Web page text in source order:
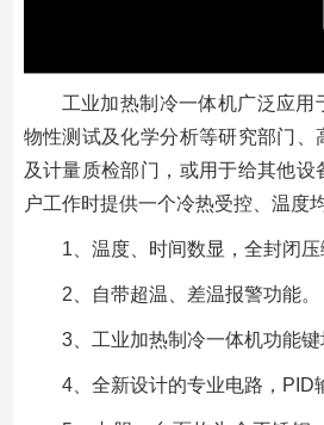
工业加热制冷一体机广泛应用
物性测试及化学分析等研究部门、
及计量质检部门，或用于给其他设
户工作时提供一个冷热受控、温度
1、温度、时间数显，全封闭压
2、自带超温、差温报警功能。
3、工业加热制冷一体机功能键
4、全新设计的专业电路，PID